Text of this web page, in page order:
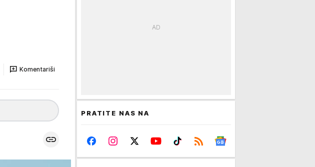
Komentariši
PRATITE NAS NA